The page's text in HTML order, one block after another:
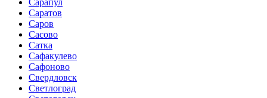
Сарапул
Саратов
Саров
Сасово
Сатка
Сафакулево
Сафоново
Свердловск
Светлоград